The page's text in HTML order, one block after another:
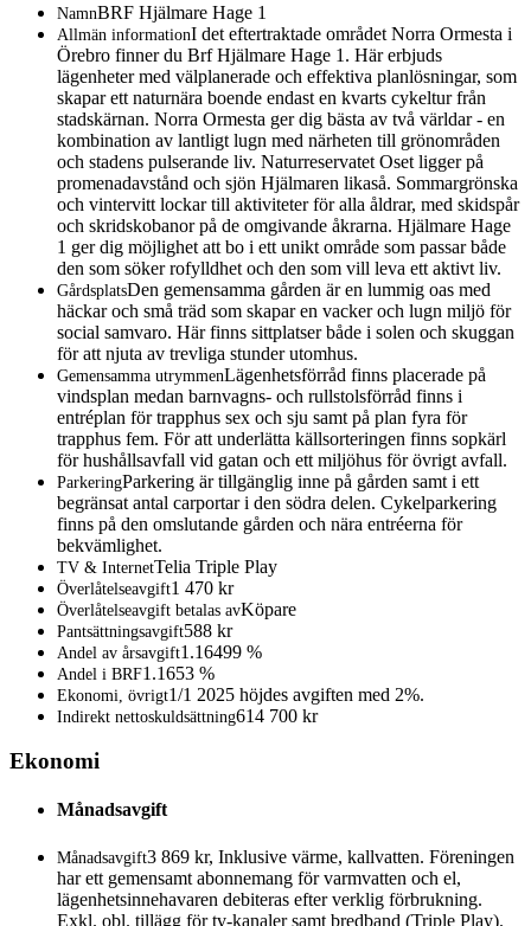
NamnBRF Hjälmare Hage 1
Allmän informationI det eftertraktade området Norra Ormesta i
Örebro finner du Brf Hjälmare Hage 1. Här erbjuds
lägenheter med välplanerade och effektiva planlösningar, som
skapar ett naturnära boende endast en kvarts cykeltur från
stadskärnan. Norra Ormesta ger dig bästa av två världar - en
kombination av lantligt lugn med närheten till grönområden
och stadens pulserande liv. Naturreservatet Oset ligger på
promenadavstånd och sjön Hjälmaren likaså. Sommargrönska
och vintervitt lockar till aktiviteter för alla åldrar, med skidspår
och skridskobanor på de omgivande åkrarna. Hjälmare Hage
1 ger dig möjlighet att bo i ett unikt område som passar både
den som söker rofylldhet och den som vill leva ett aktivt liv.
GårdsplatsDen gemensamma gården är en lummig oas med
häckar och små träd som skapar en vacker och lugn miljö för
social samvaro. Här finns sittplatser både i solen och skuggan
för att njuta av trevliga stunder utomhus.
Gemensamma utrymmenLägenhetsförråd finns placerade på
vindsplan medan barnvagns- och rullstolsförråd finns i
entréplan för trapphus sex och sju samt på plan fyra för
trapphus fem. För att underlätta källsorteringen finns sopkärl
för hushållsavfall vid gatan och ett miljöhus för övrigt avfall.
ParkeringParkering är tillgänglig inne på gården samt i ett
begränsat antal carportar i den södra delen. Cykelparkering
finns på den omslutande gården och nära entréerna för
bekvämlighet.
TV & InternetTelia Triple Play
Överlåtelseavgift1 470 kr
Överlåtelseavgift betalas avKöpare
Pantsättningsavgift588 kr
Andel av årsavgift1.16499 %
Andel i BRF1.1653 %
Ekonomi, övrigt1/1 2025 höjdes avgiften med 2%.
Indirekt nettoskuldsättning614 700 kr
Ekonomi
Månadsavgift
Månadsavgift3 869 kr, Inklusive värme, kallvatten. Föreningen
har ett gemensamt abonnemang för varmvatten och el,
lägenhetsinnehavaren debiteras efter verklig förbrukning.
Exkl. obl. tillägg för tv-kanaler samt bredband (Triple Play).